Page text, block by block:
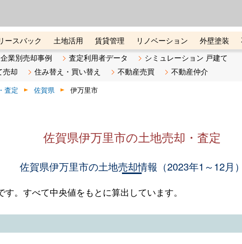
ースバック 土地活用 賃貸管理 リノベーション 外壁塗装
オンライン講座 リビンマガジンBiz 不動産売却ご相談デスク
企業別売却事例 査定利用者データ
シミュレーション 戸建て
売却 住み替え・買い替え 不動産売買 不動産仲介
査定 佐賀県 伊万里市
佐賀県伊万里市の土地売却・査定
佐賀県伊万里市の土地売却情報（2023年1～12月
。すべて中央値をもとに算出しています。